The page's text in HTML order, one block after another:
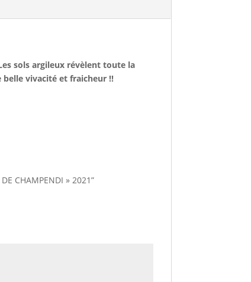
sols argileux révèlent toute la
belle vivacité et fraicheur !!
CHAMPENDI » 2021”